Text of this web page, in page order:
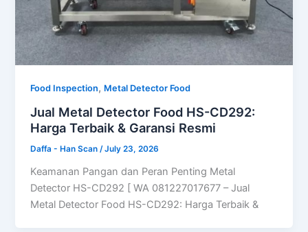
Food Inspection, Metal Detector Food
Jual Metal Detector Food HS-CD292:
Harga Terbaik & Garansi Resmi
Daffa - Han Scan/July 23, 2026
Keamanan Pangan dan Peran Penting Metal
Detector HS-CD292 [ WA 081227017677 – Jual
Metal Detector Food HS-CD292: Harga Terbaik &